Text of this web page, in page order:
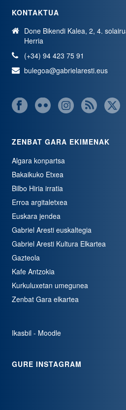
KONTAKTUA
Done Bikendi Kalea, 2, 4.
Herria
(+34) 94 423 75 91
bulegoa@gabrielaresti.eus
ZENBAT GARA EKIMENAK
Algara konpartsa
Bakaikuko Etxea
Bilbo Hiria irratia
Erroa argitaletxea
Euskara jendea
Gabriel Aresti euskaltegia
Gabriel Aresti Kultura Elkartea
Gazteola
Kafe Antzokia
Kurkuluxetan umegunea
Zenbat Gara elkartea
Ikasbil - Moodle
GURE INSTAGRAM